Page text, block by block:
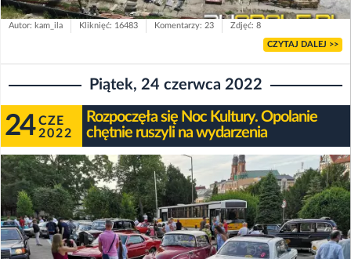
Autor: kam_ila Kliknięć: 16483 Komentarzy: 23 Zdjęć: 8
CZYTAJ DALEJ >>
Piątek, 24 czerwca 2022
24 CZE
2022
Rozpoczęła się Noc Kultury. Opolanie
chętnie ruszyli na wydarzenia